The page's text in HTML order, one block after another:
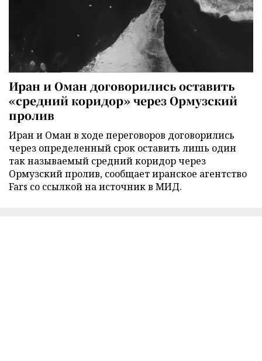
Иран и Оман договорились оставить
«средний коридор» через Ормузский
пролив
Иран и Оман в ходе переговоров договорились
через определенный срок оставить лишь один
так называемый средний коридор через
Ормузский пролив, сообщает иранское агентство
Fars со ссылкой на источник в МИД.